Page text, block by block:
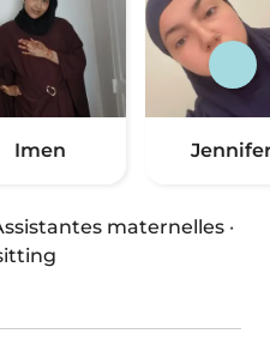
Imen
maternelles ·